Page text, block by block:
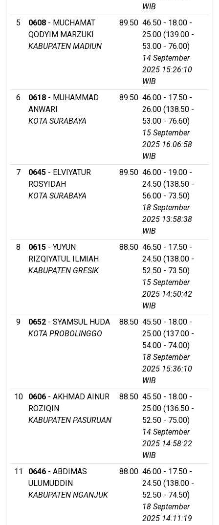
WIB
5
0608 - MUCHAMAT
QODYIM MARZUKI
KABUPATEN MADIUN
89.50 46.50 - 18.00 -
25.00 (139.00 -
53.00 - 76.00)
14 September
2025 15:26:10
WIB
6
0618 - MUHAMMAD
ANWARI
KOTA SURABAYA
89.50 46.00 - 17.50 -
26.00 (138.50 -
53.00 - 76.60)
15 September
2025 16:06:58
WIB
7
0645 - ELVIYATUR
ROSYIDAH
KOTA SURABAYA
89.50 46.00 - 19.00 -
24.50 (138.50 -
56.00 - 73.50)
18 September
2025 13:58:38
WIB
8
0615 - YUYUN
RIZQIYATUL ILMIAH
KABUPATEN GRESIK
88.50 46.50 - 17.50 -
24.50 (138.00 -
52.50 - 73.50)
15 September
2025 14:50:42
WIB
9
0652 - SYAMSUL HUDA
KOTA PROBOLINGGO
88.50 45.50 - 18.00 -
25.00 (137.00 -
54.00 - 74.00)
18 September
2025 15:36:10
WIB
10
0606 - AKHMAD AINUR
ROZIQIN
KABUPATEN PASURUAN
88.50 45.50 - 18.00 -
25.00 (136.50 -
52.50 - 75.00)
14 September
2025 14:58:22
WIB
11
0646 - ABDIMAS
ULUMUDDIN
KABUPATEN NGANJUK
88.00 46.00 - 17.50 -
24.50 (138.00 -
52.50 - 74.50)
18 September
2025 14:11:19